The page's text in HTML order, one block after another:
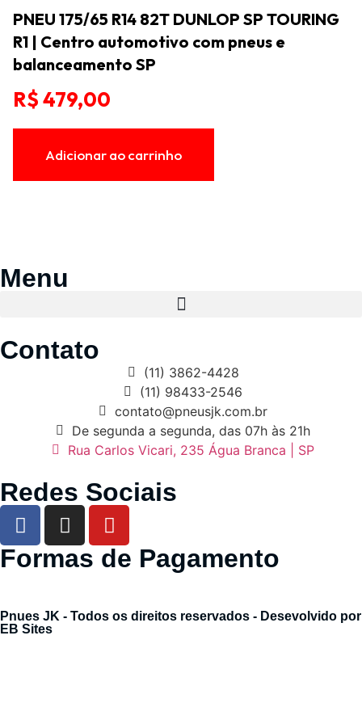
PNEU 175/65 R14 82T DUNLOP SP TOURING
R1 | Centro automotivo com pneus e
balanceamento SP
R$479,00
Adicionar ao carrinho
Menu
Contato
(11) 3862-4428
(11) 98433-2546
contato@pneusjk.com.br
De segunda a segunda, das 07h às 21h
Rua Carlos Vicari, 235 Água Branca | SP
Redes Sociais
Formas de Pagamento
Pnues JK - Todos os direitos reservados - Desevolvido por
EB Sites